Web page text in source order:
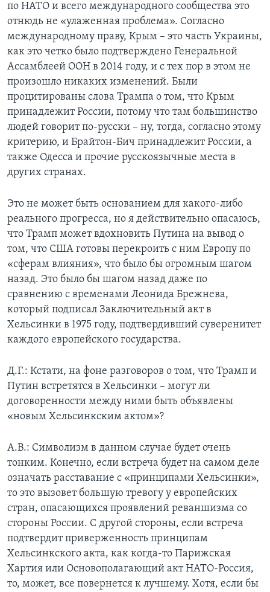
по НАТО и всего международного сообщества это
отнюдь не «улаженная проблема». Согласно
международному праву, Крым – это часть Украины,
как это четко было подтверждено Генеральной
Ассамблеей ООН в 2014 году, и с тех пор в этом не
произошло никаких изменений. Были
процитированы слова Трампа о том, что Крым
принадлежит России, потому что там большинство
людей говорит по-русски – ну, тогда, согласно этому
критерию, и Брайтон-Бич принадлежит России, а
также Одесса и прочие русскоязычные места в
других странах.
Это не может быть основанием для какого-либо
реального прогресса, но я действительно опасаюсь,
что Трамп может вдохновить Путина на вывод о
том, что США готовы перекроить с ним Европу по
«сферам влияния», что было бы огромным шагом
назад. Это было бы шагом назад даже по
сравнению с временами Леонида Брежнева,
который подписал Заключительный акт в
Хельсинки в 1975 году, подтвердивший суверенитет
каждого европейского государства.
Д.Г.: Кстати, на фоне разговоров о том, что Трамп и
Путин встретятся в Хельсинки – могут ли
договоренности между ними быть объявлены
«новым Хельсинкским актом»?
А.В.: Символизм в данном случае будет очень
тонким. Конечно, если встреча будет на самом деле
означать расставание с «принципами Хельсинки»,
то это вызовет большую тревогу у европейских
стран, опасающихся проявлений реваншизма со
стороны России. С другой стороны, если встреча
подтвердит приверженность принципам
Хельсинкского акта, как когда-то Парижская
Хартия или Основополагающий акт НАТО-Россия,
то, может, все повернется к лучшему. Хотя, если бы